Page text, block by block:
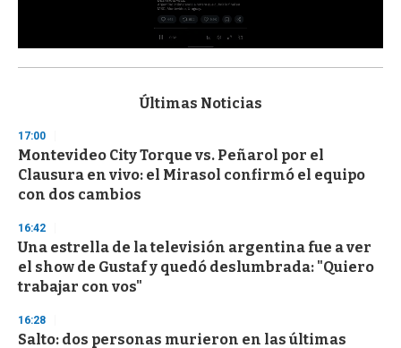
s
d
s
o
f
3
s
e
c
o
n
Últimas Noticias
17:00
Montevideo City Torque vs. Peñarol por el
Clausura en vivo: el Mirasol confirmó el equipo
con dos cambios
16:42
Una estrella de la televisión argentina fue a ver
el show de Gustaf y quedó deslumbrada: "Quiero
trabajar con vos"
16:28
Salto: dos personas murieron en las últimas